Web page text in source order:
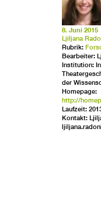
8. Juni 2015
Ljiljana
Rubrik:
Bearbeiter:
Institution:
der
Homepage:
http://
Laufzeit:
Kontakt: